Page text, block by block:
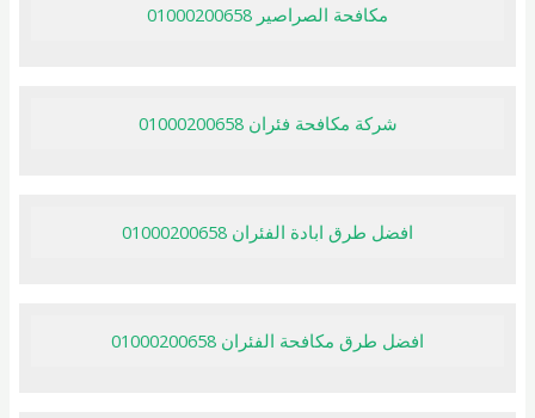
مكافحة الصراصير 01000200658
شركة مكافحة فئران 01000200658
افضل طرق ابادة الفئران 01000200658
افضل طرق مكافحة الفئران 01000200658